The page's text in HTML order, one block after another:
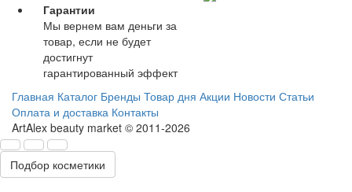
Гарантии
Мы вернем вам деньги за
товар, если не будет
достигнут
гарантированный эффект
Главная Каталог Бренды Товар дня Акции Новости Статьи
Оплата и доставка Контакты
ArtAlex beauty market © 2011-2026
Подбор косметики